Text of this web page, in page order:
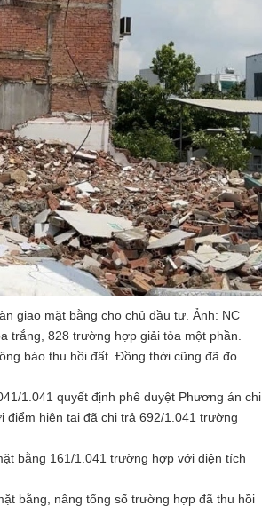
giao mặt bằng cho chủ đầu tư. Ảnh: NC
trắng, 828 trường hợp giải tỏa một phần.
báo thu hồi đất. Đồng thời cũng đã đo
1.041 quyết định phê duyệt Phương án chi
hiện tại đã chi trả 692/1.041 trường
bằng 161/1.041 trường hợp với diện tích
bằng, nâng tổng số trường hợp đã thu hồi